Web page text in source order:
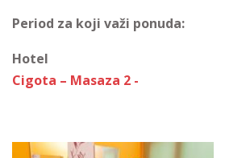
Period za koji važi ponuda:
Hotel
Cigota – Masaza 2 -